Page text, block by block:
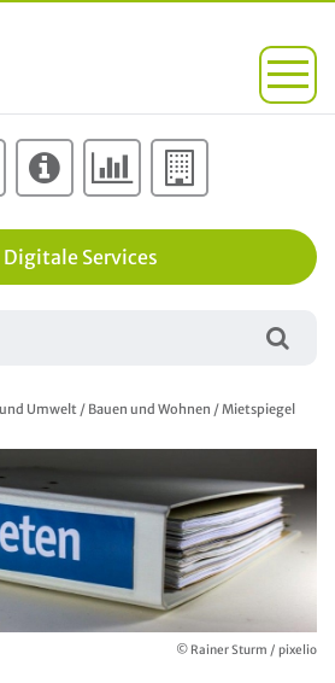
Digitale Services
Umwelt / Bauen und Wohnen /Mietspiegel
© Rainer Sturm / pixelio